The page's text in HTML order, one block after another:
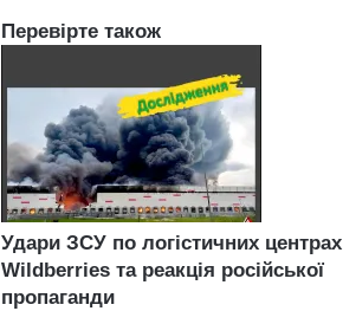
Перевірте також
Удари ЗСУ по логістичних центрах
Wildberries та реакція російської
пропаганди